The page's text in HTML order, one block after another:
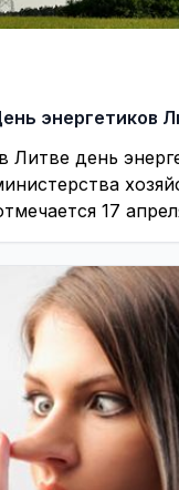
энергетиков
Литве день
17
в ...